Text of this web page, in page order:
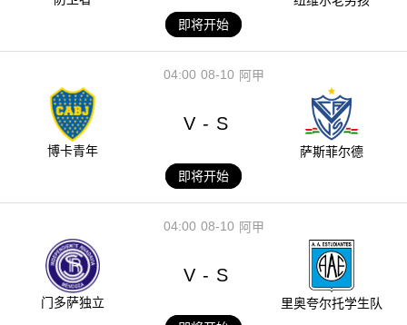
即将开始
08-10
04:00 阿甲
博卡青年
V - S
萨斯菲尔德
即将开始
08-10
04:00 阿甲
门多萨独立
V - S
里奥夸尔托学生队